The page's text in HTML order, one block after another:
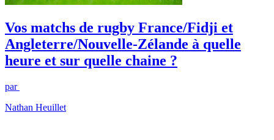
Vos matchs de rugby France/Fidji et
Angleterre/Nouvelle-Zélande à quelle
heure et sur quelle chaine ?
par
Nathan Heuillet